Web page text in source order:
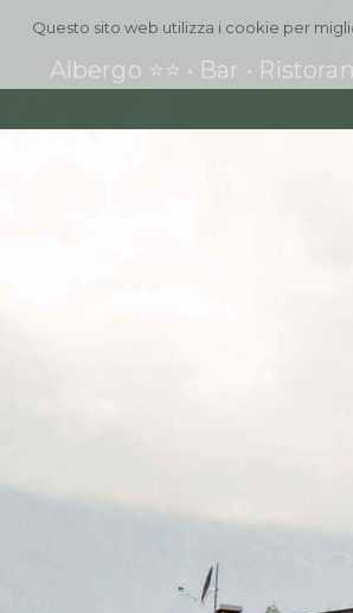
Albergo ⭐⭐ • Bar •
Questo sito web utilizza i cookie per